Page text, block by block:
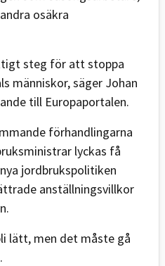
osäkra
steg för att stoppa
människor, säger Johan
till Europaportalen.
förhandlingarna
lyckas få
jordbrukspolitiken
anställningsvillkor
lätt, men det måste gå